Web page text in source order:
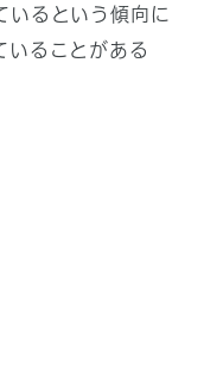
いるという傾向に
いることがある